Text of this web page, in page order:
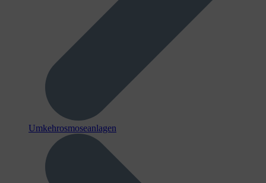
Umkehrosmoseanlagen